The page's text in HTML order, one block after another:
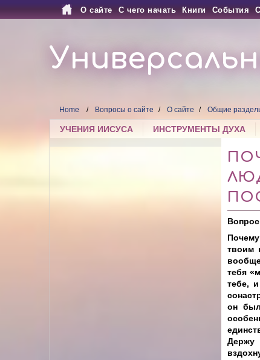
О сайте С чего начать Книги События
Home Вопросы о сайте О сайте Общие
УЧЕНИЯ ИИСУСА ИНСТРУМЕНТЫ ДУХА
твоим
тебя
тебе,
он
Держу